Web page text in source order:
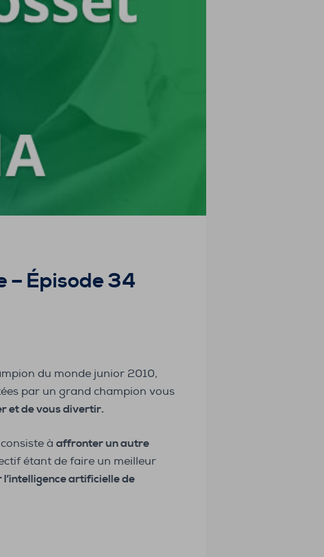
– Épisode 34
du monde junior 2010,
par un grand champion vous
et de vous divertir.
à affronter un autre
étant de faire un meilleur
artificielle de